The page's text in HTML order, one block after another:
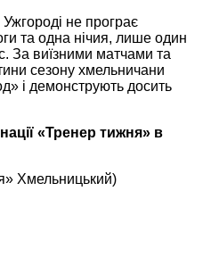
не програє
та одна нічия, лише один
За виїзними матчами та
сезону хмельничани
і демонструють досить
«Тренер тижня» в
Хмельницький)